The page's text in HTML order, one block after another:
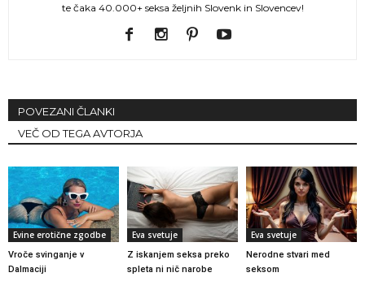
te čaka 40.000+ seksa željnih Slovenk in Slovencev!
POVEZANI ČLANKI
VEČ OD TEGA AVTORJA
Evine erotične zgodbe
Vroče svinganje v
Dalmaciji
Eva svetuje
Z iskanjem seksa preko
spleta ni nič narobe
Eva svetuje
Nerodne stvari med
seksom